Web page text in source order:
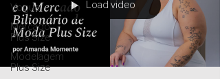
Vogue
Mercado
Plus Size
Modelagem
Plus Size
Load video